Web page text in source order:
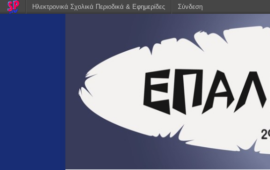
Ηλεκτρονικά Σχολικά Περιοδικά & Εφημερίδες Σύνδεση